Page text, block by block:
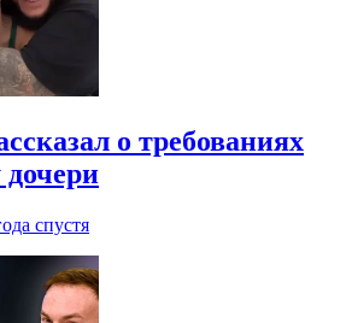
о требованиях
спустя